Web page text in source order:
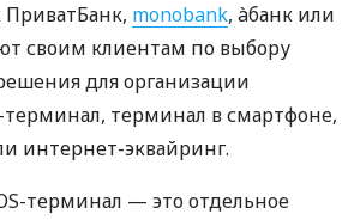
ПриватБанк, monobank, àбанк или
своим клиентам по выбору
для организации
терминал, терминал в смартфоне,
интернет-эквайринг.
терминал — это отдельное